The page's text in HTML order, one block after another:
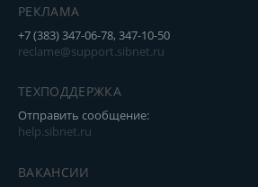
РЕКЛАМА
+7 (383) 347-06-78, 347-10-50
reclame@support.sibnet.ru
ТЕХПОДДЕРЖКА
Отправить сообщение:
help.sibnet.ru
ВАКАНСИИ